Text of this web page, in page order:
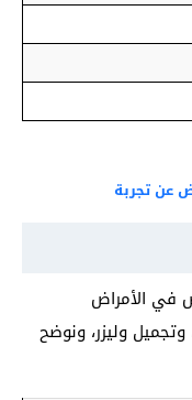
عن تجربة
في الأمراض
وتجميل وليزر، ونوضح